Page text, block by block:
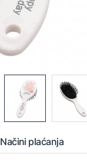
Načini plaćanja